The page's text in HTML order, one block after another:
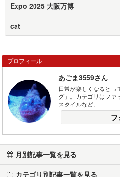
Expo 2025 大阪万博
cat
プロフィール
あごま3559さん
日常が楽しくなるとっ
グ」。カテゴリはファ
スタイルなど。
フ
月別記事一覧を見る
カテゴリ別記事一覧を見る